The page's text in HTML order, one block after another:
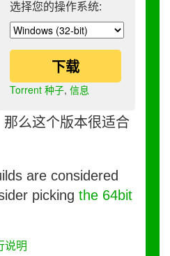
选择您的操作系统:
下载
Torrent 种子, 信息
么这个版本很适合
are considered
picking the 64bit
说明